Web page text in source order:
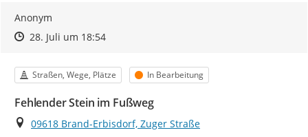
Anonym
Zeitpunkt des Erstellens
Zeitpunkt des Erstellens
28. Juli um 18:54Zur Äußerung
Kategorie
Straßen, Wege, Plätze Status
In Bearbeitung
Fehlender Stein im Fußweg
Ort
09618 Brand-Erbisdorf, Zuger Straße